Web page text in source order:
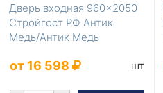
Дверь входная 960×2050
Стройгост РФ Антик
Медь/Антик Медь
от 16 598 шт